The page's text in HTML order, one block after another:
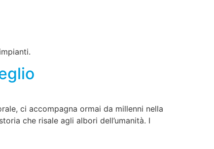
ci accompagna ormai da millenni nella
che risale agli albori dell’umanità. I